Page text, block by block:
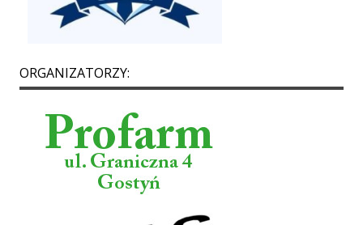
ORGANIZATORZY: